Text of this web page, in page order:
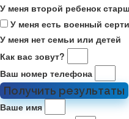
У меня второй ребенок
У меня есть военный
У меня нет семьи или детей
Как вас зовут?
Ваш номер телефона
Получить результаты
Ваше имя